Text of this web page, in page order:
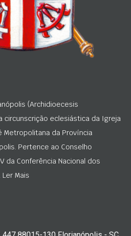
(Archidioecesis
circunscrição eclesiástica da Igreja
Metropolitana da Província
Pertence ao Conselho
da Conferência Nacional dos
Ler Mais